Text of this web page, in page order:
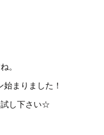
。
まりました！
試し下さい☆